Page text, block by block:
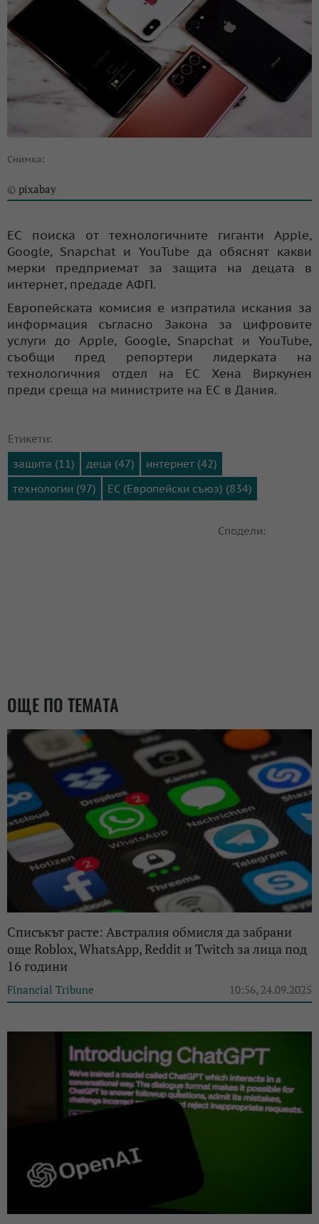
Снимка:
© pixabay
ЕС поиска от технологичните гиганти Apple,
Google, Snapchat и YouTube да обяснят какви
мерки предприемат за защита на децата в
интернет, предаде АФП.
Европейската комисия е изпратила искания за
информация съгласно Закона за цифровите
услуги до Apple, Google, Snapchat и YouTube,
съобщи пред репортери лидерката на
технологичния отдел на ЕС Хена Виркунен
преди среща на министрите на ЕС в Дания.
Етикети:
защита (11)
деца (47)
интернет (42)
технологии (97)
ЕС (Европейски съюз) (834)
Сподели:
ОЩЕ ПО ТЕМАТА
Списъкът расте: Австралия обмисля да забрани
още Roblox, WhatsApp, Reddit и Twitch за лица под
16 години
Financial Tribune 10:56, 24.09.2025